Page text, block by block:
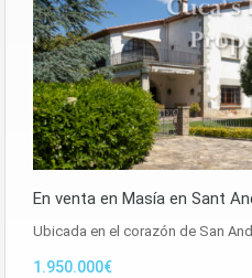
En venta en Masía en Sant
Ubicada en el corazón de San
1.950.000€